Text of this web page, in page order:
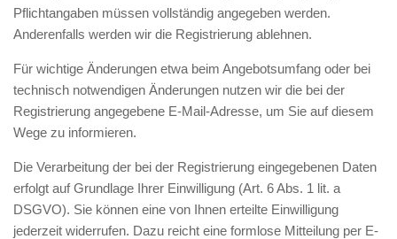
Pflichtangaben müssen vollständig angegeben werden.
Anderenfalls werden wir die Registrierung ablehnen.
Für wichtige Änderungen etwa beim Angebotsumfang oder bei
technisch notwendigen Änderungen nutzen wir die bei der
Registrierung angegebene E-Mail-Adresse, um Sie auf diesem
Wege zu informieren.
Die Verarbeitung der bei der Registrierung eingegebenen Daten
erfolgt auf Grundlage Ihrer Einwilligung (Art. 6 Abs. 1 lit. a
DSGVO). Sie können eine von Ihnen erteilte Einwilligung
jederzeit widerrufen. Dazu reicht eine formlose Mitteilung per E-